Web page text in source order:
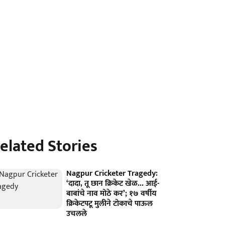
Stories
Nagpur Cricketer Tragedy:
‘दादा, तू छान क्रिकेट खेळ... आई-
बाबांचे नाव मोठे कर’; १७ वर्षीय
क्रिकेटपटू मुलीने टोकाचे पाऊल
उचलले